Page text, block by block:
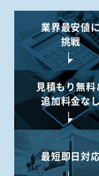
業界最安値
挑戦
見積もり無料
追加料金な
最短即日対